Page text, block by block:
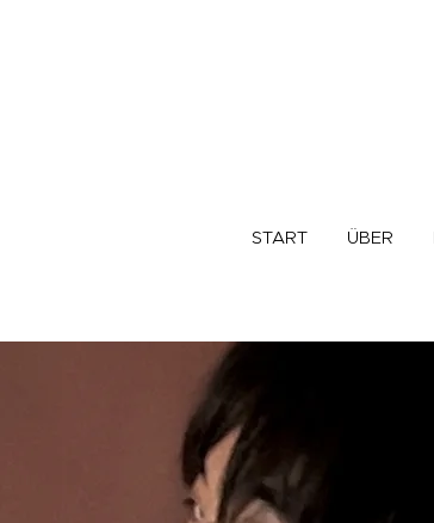
START ÜBER